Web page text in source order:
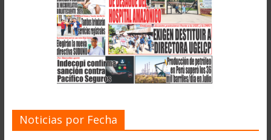
Noticias por Fecha